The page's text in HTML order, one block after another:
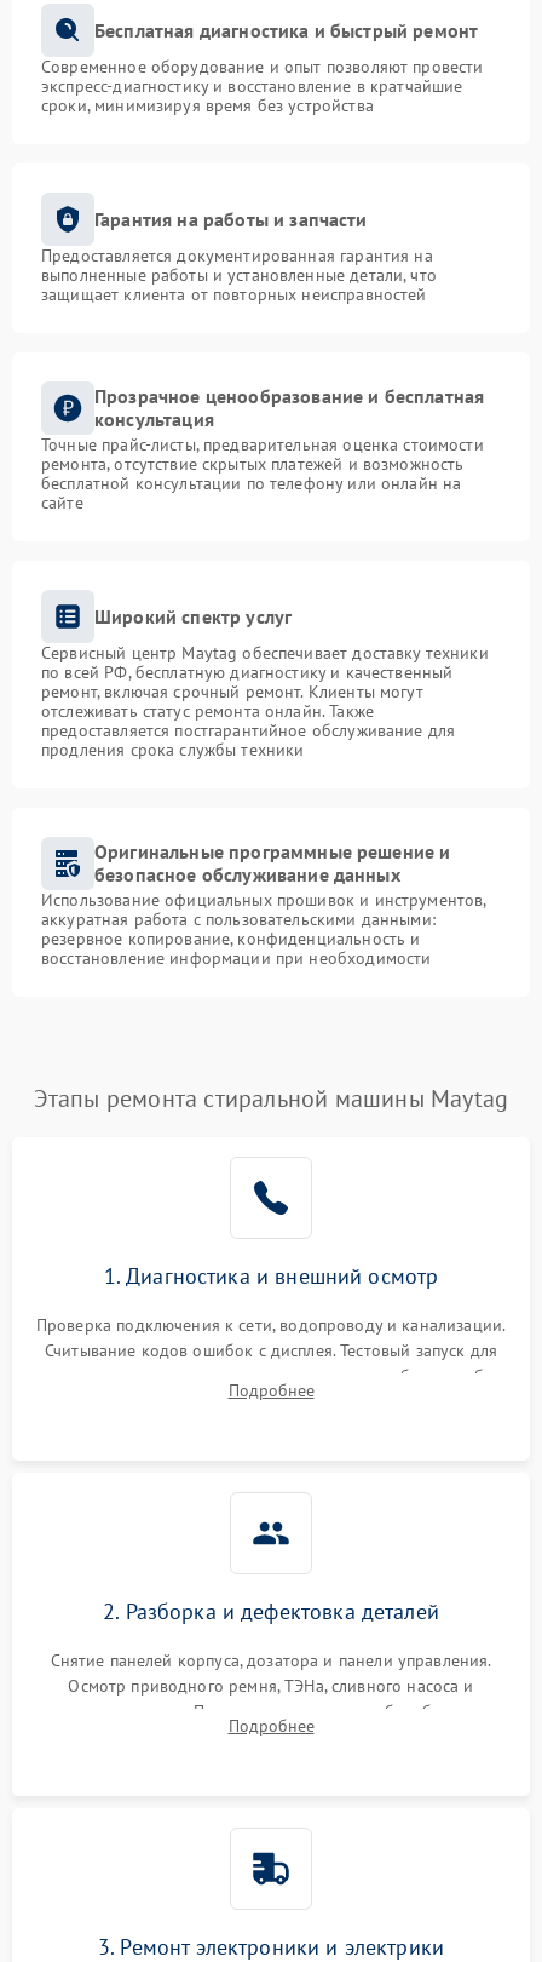
Бесплатная диагностика и быстрый ремонт
Современное оборудование и опыт позволяют провести
экспресс-диагностику и восстановление в кратчайшие
сроки, минимизируя время без устройства
Гарантия на работы и запчасти
Предоставляется документированная гарантия на
выполненные работы и установленные детали, что
защищает клиента от повторных неисправностей
Прозрачное ценообразование и бесплатная
консультация
Точные прайс-листы, предварительная оценка стоимости
ремонта, отсутствие скрытых платежей и возможность
бесплатной консультации по телефону или онлайн на
сайте
Широкий спектр услуг
Сервисный центр Maytag обеспечивает доставку техники
по всей РФ, бесплатную диагностику и качественный
ремонт, включая срочный ремонт. Клиенты могут
отслеживать статус ремонта онлайн. Также
предоставляется постгарантийное обслуживание для
продления срока службы техники
Оригинальные программные решение и
безопасное обслуживание данных
Использование официальных прошивок и инструментов,
аккуратная работа с пользовательскими данными:
резервное копирование, конфиденциальность и
восстановление информации при необходимости
Этапы ремонта стиральной машины Maytag
1. Диагностика и внешний осмотр
Проверка подключения к сети, водопроводу и канализации.
Считывание кодов ошибок с дисплея. Тестовый запуск для
выявления посторонних шумов, протечек или сбоев в работе
электронного модуля управления.
Подробнее
2. Разборка и дефектовка деталей
Снятие панелей корпуса, дозатора и панели управления.
Осмотр приводного ремня, ТЭНа, сливного насоса и
амортизаторов. Проверка подшипников барабана и
крестовины на износ, а манжеты люка на разрывы.
Подробнее
3. Ремонт электроники и электрики